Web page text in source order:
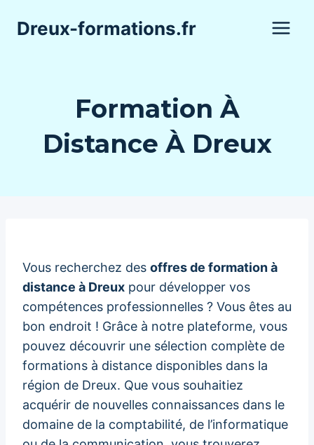
Dreux-formations.fr
Formation À
Distance À Dreux
Vous recherchez des offres de formation à
distance à Dreux pour développer vos
compétences professionnelles ? Vous êtes au
bon endroit ! Grâce à notre plateforme, vous
pouvez découvrir une sélection complète de
formations à distance disponibles dans la
région de Dreux. Que vous souhaitiez
acquérir de nouvelles connaissances dans le
domaine de la comptabilité, de l’informatique